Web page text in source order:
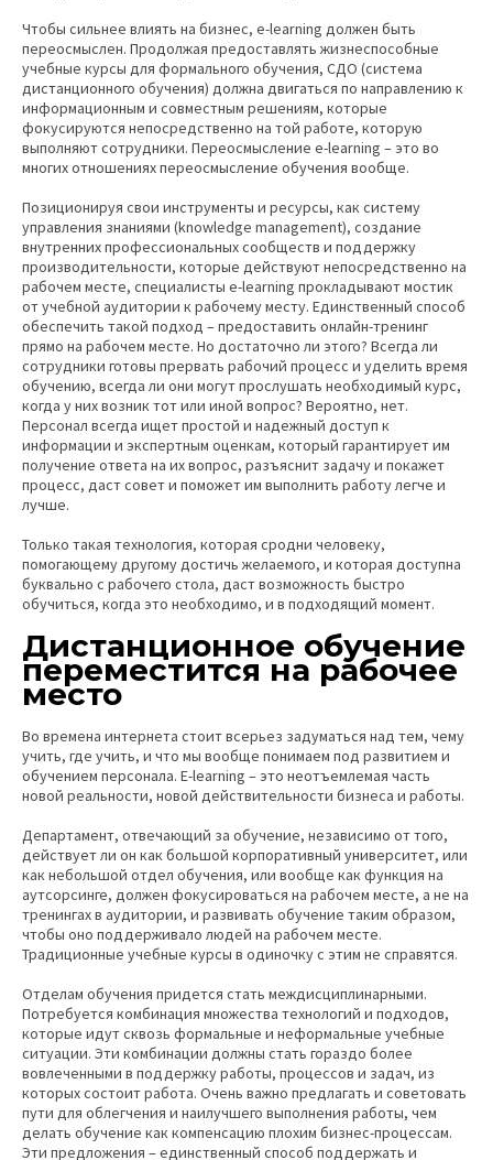
Чтобы сильнее влиять на бизнес, e-learning должен быть
переосмыслен. Продолжая предоставлять жизнеспособные
учебные курсы для формального обучения, СДО (система
дистанционного обучения) должна двигаться по направлению к
информационным и совместным решениям, которые
фокусируются непосредственно на той работе, которую
выполняют сотрудники. Переосмысление e-learning – это во
многих отношениях переосмысление обучения вообще.
Позиционируя свои инструменты и ресурсы, как систему
управления знаниями (knowledge management), создание
внутренних профессиональных сообществ и поддержку
производительности, которые действуют непосредственно на
рабочем месте, специалисты e-learning прокладывают мостик
от учебной аудитории к рабочему месту. Единственный способ
обеспечить такой подход – предоставить онлайн-тренинг
прямо на рабочем месте. Но достаточно ли этого? Всегда ли
сотрудники готовы прервать рабочий процесс и уделить время
обучению, всегда ли они могут прослушать необходимый курс,
когда у них возник тот или иной вопрос? Вероятно, нет.
Персонал всегда ищет простой и надежный доступ к
информации и экспертным оценкам, который гарантирует им
получение ответа на их вопрос, разъяснит задачу и покажет
процесс, даст совет и поможет им выполнить работу легче и
лучше.
Только такая технология, которая сродни человеку,
помогающему другому достичь желаемого, и которая доступна
буквально с рабочего стола, даст возможность быстро
обучиться, когда это необходимо, и в подходящий момент.
Дистанционное обучение
переместится на рабочее
место
Во времена интернета стоит всерьез задуматься над тем, чему
учить, где учить, и что мы вообще понимаем под развитием и
обучением персонала. E-learning – это неотъемлемая часть
новой реальности, новой действительности бизнеса и работы.
Департамент, отвечающий за обучение, независимо от того,
действует ли он как большой корпоративный университет, или
как небольшой отдел обучения, или вообще как функция на
аутсорсинге, должен фокусироваться на рабочем месте, а не на
тренингах в аудитории, и развивать обучение таким образом,
чтобы оно поддерживало людей на рабочем месте.
Традиционные учебные курсы в одиночку с этим не справятся.
Отделам обучения придется стать междисциплинарными.
Потребуется комбинация множества технологий и подходов,
которые идут сквозь формальные и неформальные учебные
ситуации. Эти комбинации должны стать гораздо более
вовлеченными в поддержку работы, процессов и задач, из
которых состоит работа. Очень важно предлагать и советовать
пути для облегчения и наилучшего выполнения работы, чем
делать обучение как компенсацию плохим бизнес-процессам.
Эти предложения – единственный способ поддержать и